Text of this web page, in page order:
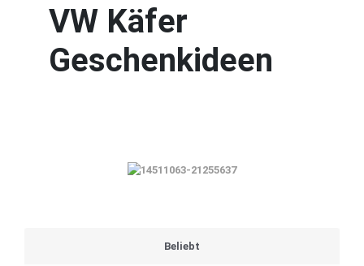
VW Käfer
Geschenkideen
Beliebt